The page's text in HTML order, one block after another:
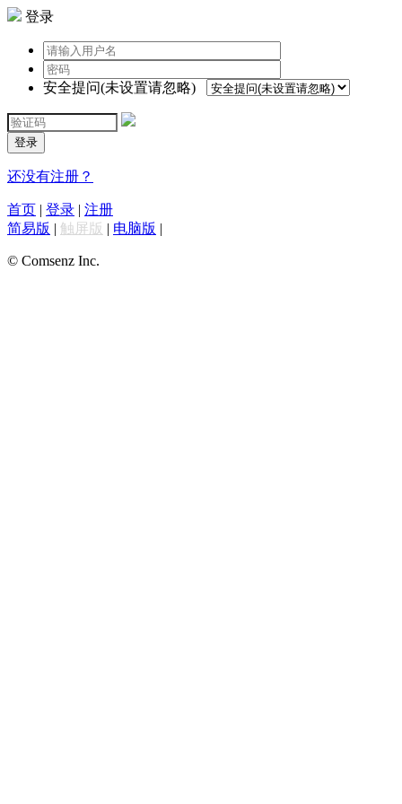
登录
安全提问(未设置请忽略)
登录
还没有注册？
首页 | 登录 | 注册
简易版 | 触屏版 | 电脑版 |
© Comsenz Inc.